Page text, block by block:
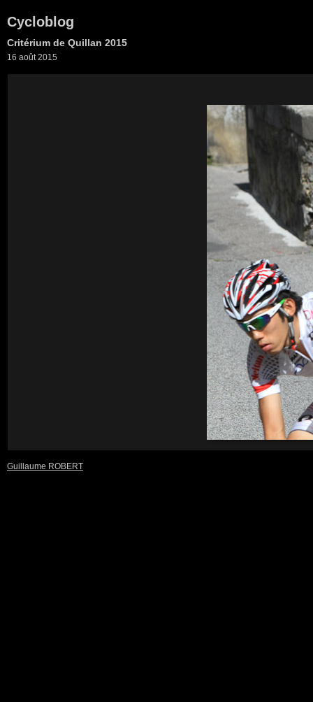
Cycloblog
Critérium de Quillan 2015
16 août 2015
Guillaume ROBERT